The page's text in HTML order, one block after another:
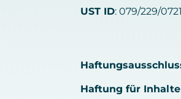
UST ID: 079/229/
Haftung für Inhalte